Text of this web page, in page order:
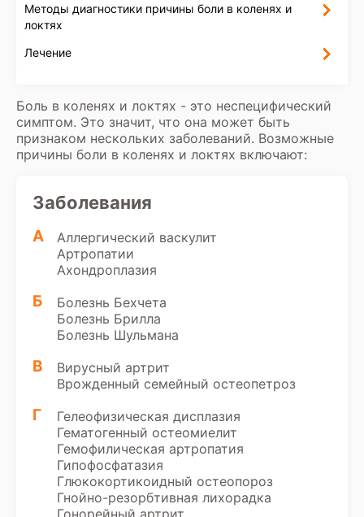
Методы диагностики причины боли в коленях и
локтях
Лечение
Боль в коленях и локтях - это неспецифический
симптом. Это значит, что она может быть
признаком нескольких заболеваний. Возможные
причины боли в коленях и локтях включают:
Заболевания
А
Аллергический васкулит
Артропатии
Ахондроплазия
Б
Болезнь Бехчета
Болезнь Брилла
Болезнь Шульмана
В
Вирусный артрит
Врожденный семейный остеопетроз
Г
Гелеофизическая дисплазия
Гематогенный остеомиелит
Гемофилическая артропатия
Гипофосфатазия
Глюкокортикоидный остеопороз
Гнойно-резорбтивная лихорадка
Гонорейный артрит